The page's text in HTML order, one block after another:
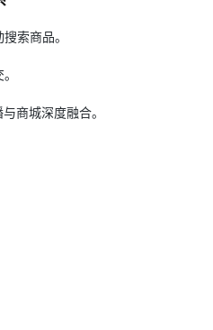
索商品。
商城深度融合。